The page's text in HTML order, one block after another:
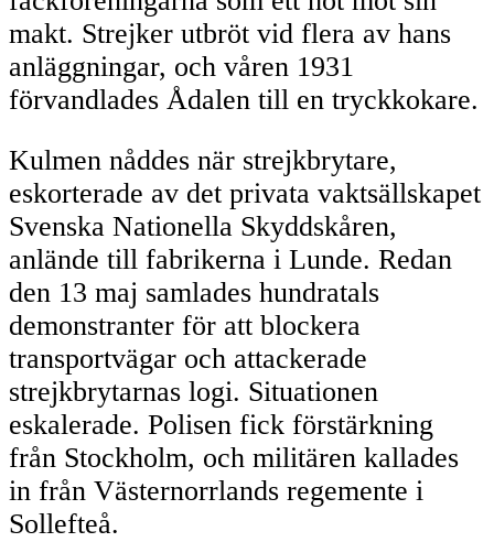
makt. Strejker utbröt vid flera av hans
anläggningar, och våren 1931
förvandlades Ådalen till en tryckkokare.
Kulmen nåddes när strejkbrytare,
eskorterade av det privata vaktsällskapet
Svenska Nationella Skyddskåren,
anlände till fabrikerna i Lunde. Redan
den 13 maj samlades hundratals
demonstranter för att blockera
transportvägar och attackerade
strejkbrytarnas logi. Situationen
eskalerade. Polisen fick förstärkning
från Stockholm, och militären kallades
in från Västernorrlands regemente i
Sollefteå.